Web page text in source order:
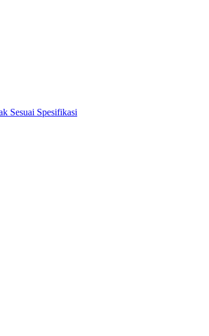
Sesuai Spesifikasi